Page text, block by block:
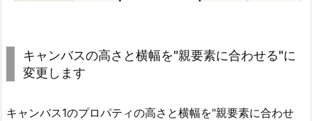
キャンバスの高さと横幅を"親要素に合わせる"に
変更します
キャンバス1のプロパティの高さと横幅を"親要素に合わせ